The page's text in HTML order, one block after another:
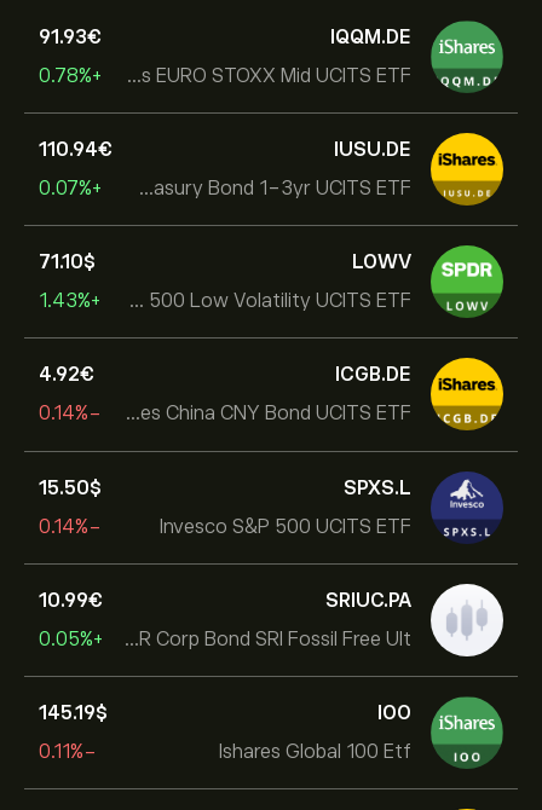
IQQM.DE
iShares EURO STOXX Mid UCITS ETF
91.93‎€‎
+0.78%
IUSU.DE
iShares USD Treasury Bond 1-3yr UCITS ETF
110.94‎€‎
+0.07%
LOWV
SPDR S&P 500 Low Volatility UCITS ETF
71.10‎$‎
+1.43%
ICGB.DE
iShares China CNY Bond UCITS ETF
4.92‎€‎
-0.14%
SPXS.L
Invesco S&P 500 UCITS ETF
15.50‎$‎
-0.14%
SRIUC.PA
BNP Paribas Easy EUR Corp Bond SRI Fossil Free Ult
10.99‎€‎
+0.05%
IOO
Ishares Global 100 Etf
145.19‎$‎
-0.11%